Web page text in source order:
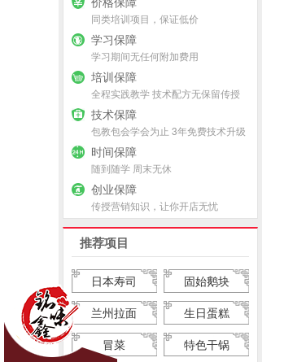
同类培训项目，保证低价
学习保障
学习期间无任何附加费用
培训保障
全程实践教学 技术配方无保留传授
技术保障
包教包会学会为止 3年免费技术升级
时间保障
随到随学 周末无休
创业保障
传授营销知识，让你开店无忧
推荐项目
日本寿司
固始鹅块
兰州拉面
生日蛋糕
冒菜
特色干锅